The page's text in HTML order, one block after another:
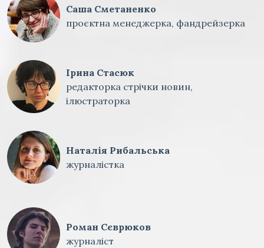
Саша Сметаненко
проєктна менеджерка, фандрейзерка
Ірина Стасюк
редакторка стрічки новин,
ілюстраторка
Наталія Рибальська
журналістка
Роман Сєврюков
журналіст